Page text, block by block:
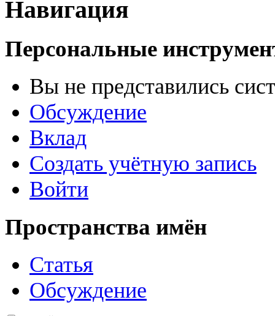
Навигация
Персональные
Вы не представились
Обсуждение
Вклад
Создать учётную запись
Войти
Пространства имён
Статья
Обсуждение